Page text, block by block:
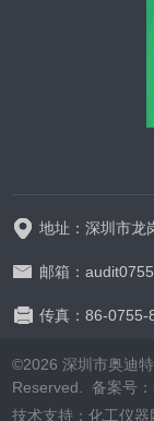
邮箱：
传真：86-0755-
©2026 深圳市奥迪
Reserved. 备案号
技术支持：化工仪器